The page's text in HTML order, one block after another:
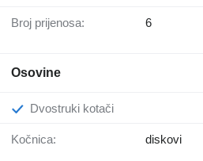
Broj prijenosa: 6
Osovine
Dvostruki kotači
Kočnica: diskovi